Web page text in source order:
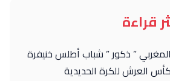
قراءة
” ذكور ” شباب أطلس خنيفرة
العرش للكرة الحديدية